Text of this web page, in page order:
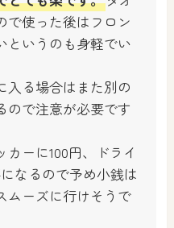
で使った後はフロン
というのも身軽でい
入る場合はまた別の
ので注意が必要です
ーに100円、ドライ
なるので予め小銭は
ムーズに行けそうで